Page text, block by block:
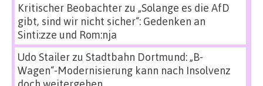
Kritischer Beobachterzu „Solange es die AfD
gibt, sind wir nicht sicher“: Gedenken an
Sinti:zze und Rom:nja
Udo Stailerzu Stadtbahn Dortmund: „B-
Wagen“-Modernisierung kann nach Insolvenz